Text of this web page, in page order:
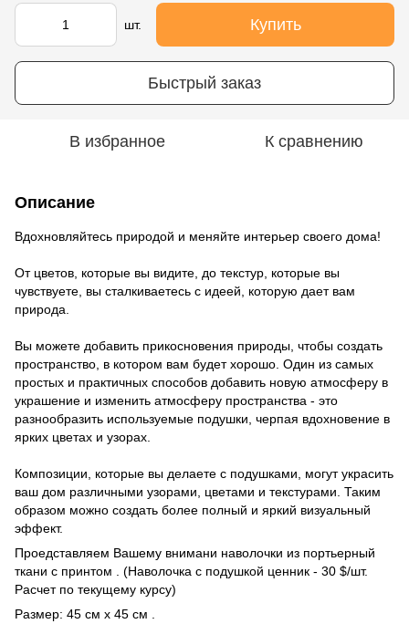
шт. Купить
Быстрый заказ
В избранное К сравнению
Описание
Вдохновляйтесь природой и меняйте интерьер своего дома!
От цветов, которые вы видите, до текстур, которые вы
чувствуете, вы сталкиваетесь с идеей, которую дает вам
природа.
Вы можете добавить прикосновения природы, чтобы создать
пространство, в котором вам будет хорошо. Один из самых
простых и практичных способов добавить новую атмосферу в
украшение и изменить атмосферу пространства - это
разнообразить используемые подушки, черпая вдохновение в
ярких цветах и ​​узорах.
Композиции, которые вы делаете с подушками, могут украсить
ваш дом различными узорами, цветами и текстурами. Таким
образом можно создать более полный и яркий визуальный
эффект.
Проедставляем Вашему внимани наволочки из портьерный
ткани с принтом . (Наволочка с подушкой ценник - 30 $/шт.
Расчет по текущему курсу)
Размер: 45 см х 45 см .